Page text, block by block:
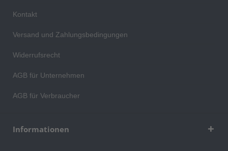
Kontakt
Versand und Zahlungsbedingungen
Widerrufsrecht
AGB für Unternehmen
AGB für Verbraucher
Informationen